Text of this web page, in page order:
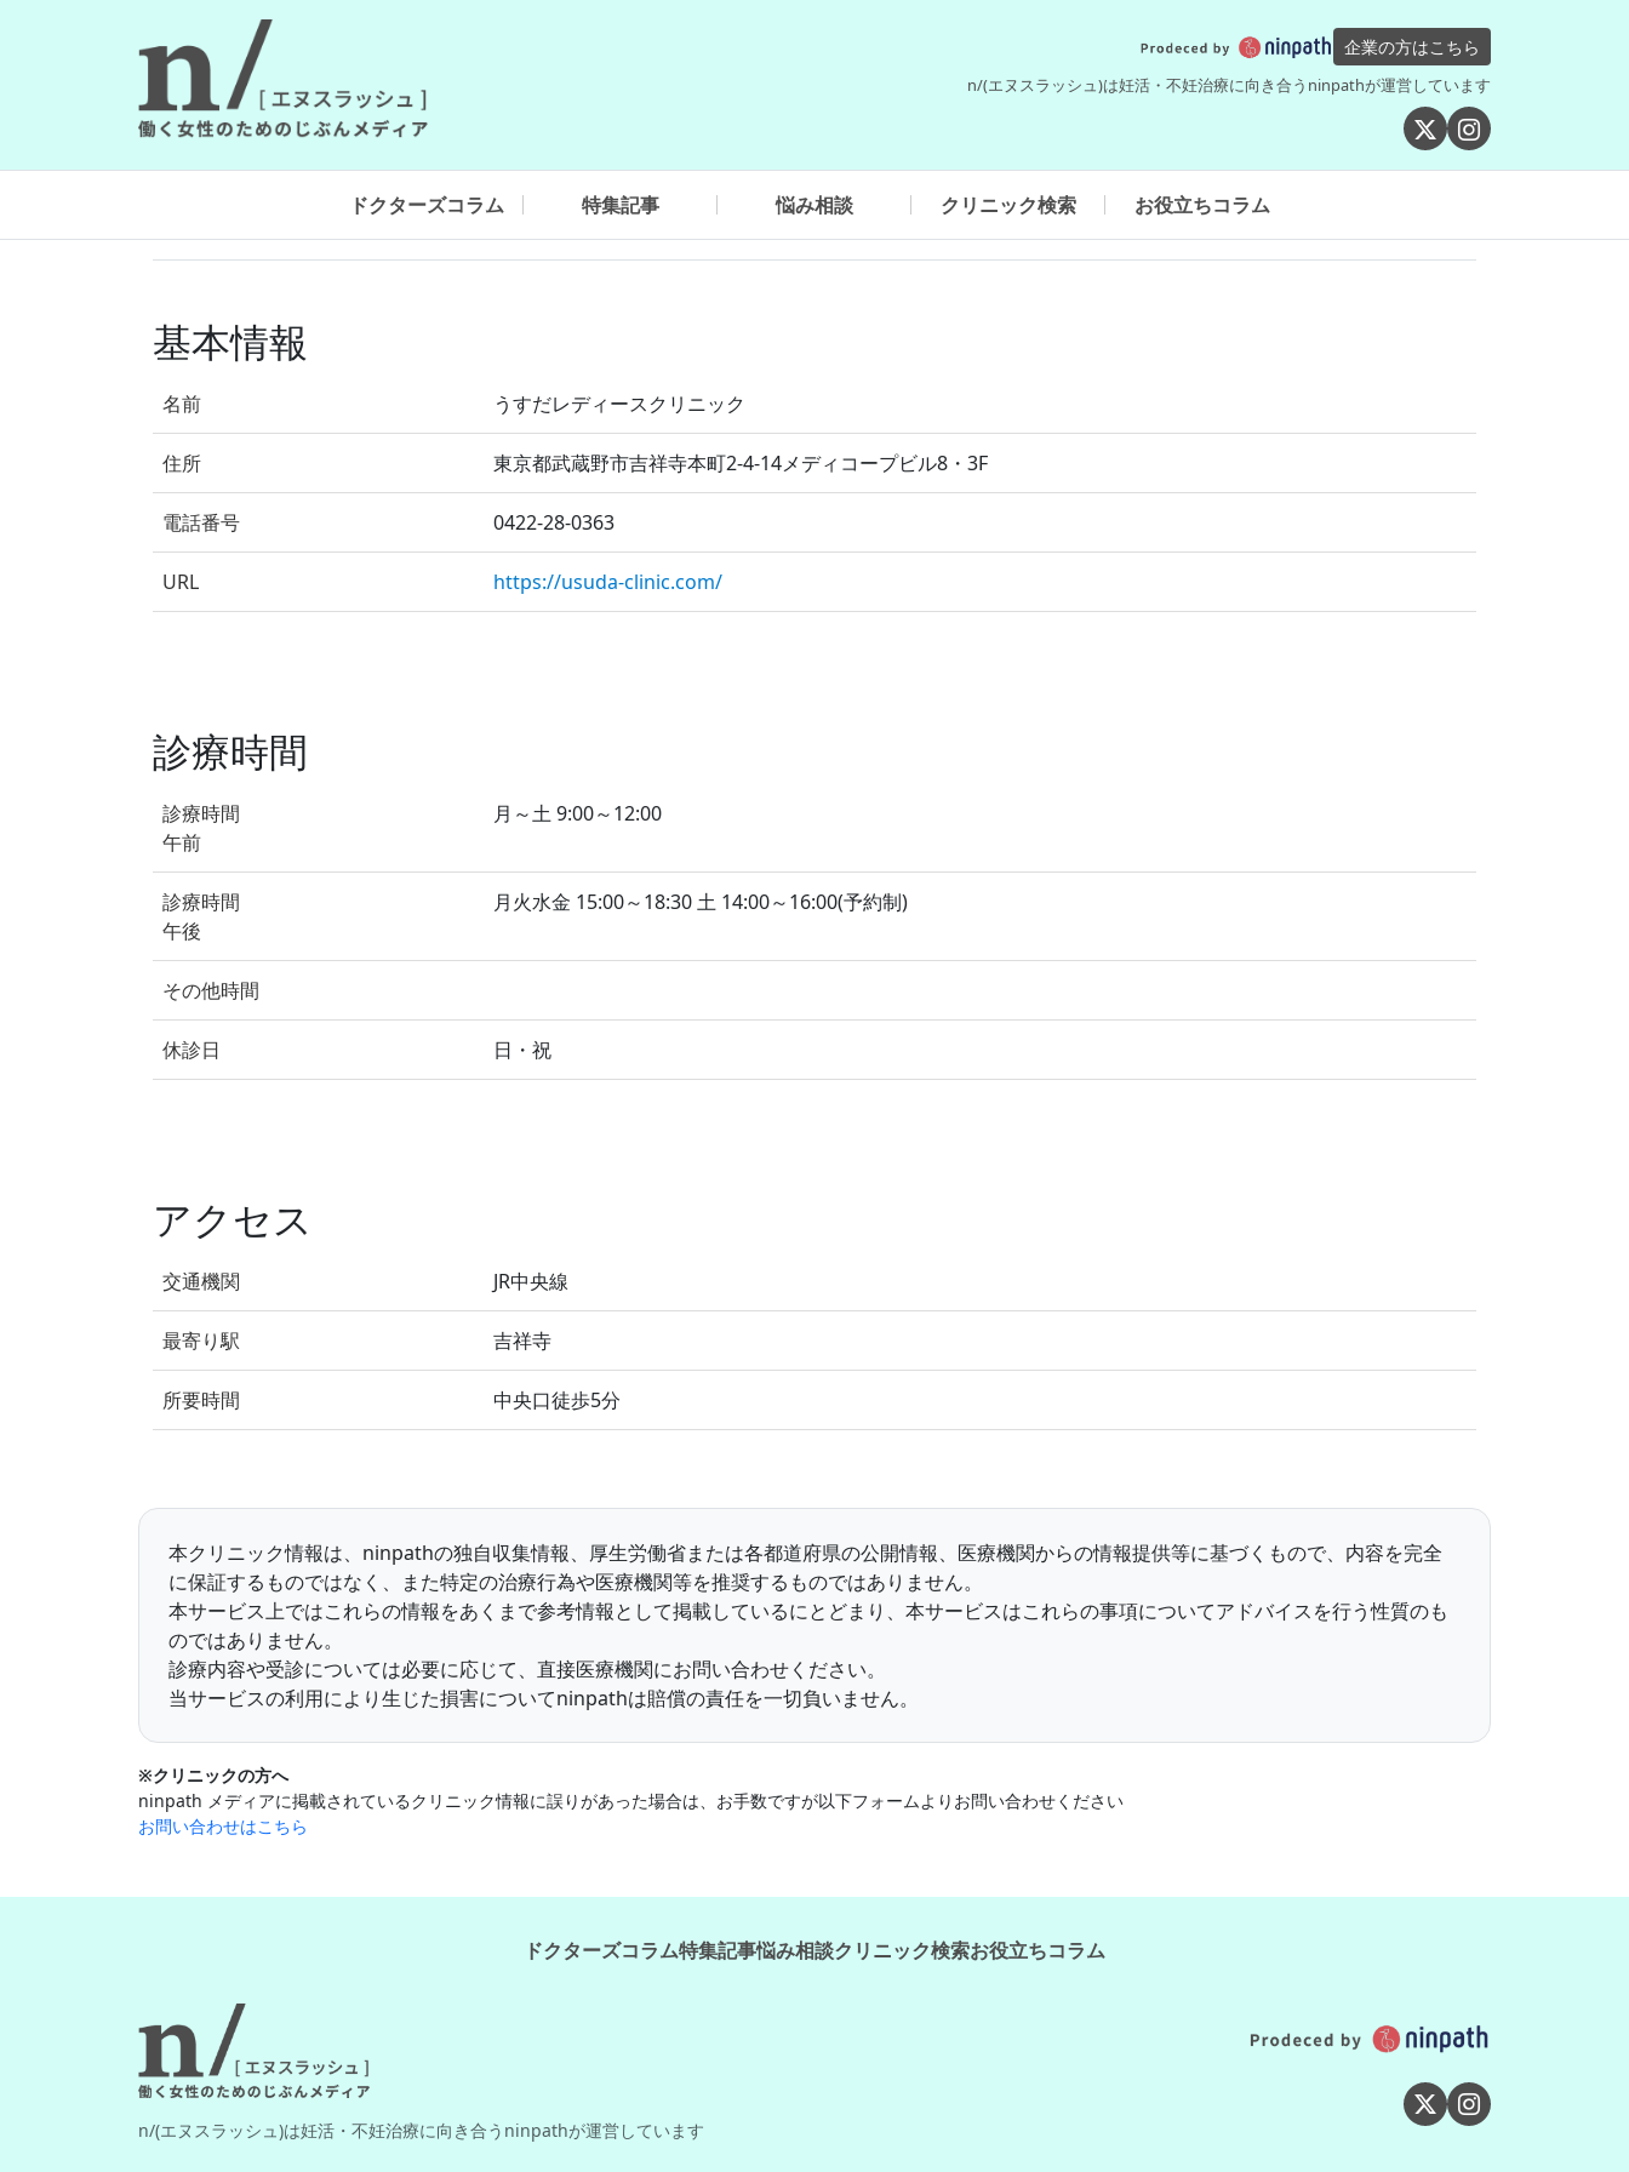
企業の方はこちら
n/(エヌスラッシュ)は妊活・不妊治療に向き合うninpathが運営しています
ドクターズコラム 特集記事 悩み相談 クリニック検索 お役立ちコラム
基本情報
名前 うすだレディースクリニック
住所 東京都武蔵野市吉祥寺本町2-4-14メディコープビル8・3F
電話番号 0422-28-0363
URL https://usuda-clinic.com/
診療時間
診療時間
午前
月～土 9:00～12:00
診療時間
午後
月火水金 15:00～18:30 土 14:00～16:00(予約制)
その他時間
休診日 日・祝
アクセス
交通機関 JR中央線
最寄り駅 吉祥寺
所要時間 中央口徒歩5分
本クリニック情報は、ninpathの独自収集情報、厚生労働省または各都道府県の公開情報、医療機関からの情報提供等に基づくもので、内容を完全
に保証するものではなく、また特定の治療行為や医療機関等を推奨するものではありません。
本サービス上ではこれらの情報をあくまで参考情報として掲載しているにとどまり、本サービスはこれらの事項についてアドバイスを行う性質のも
のではありません。
診療内容や受診については必要に応じて、直接医療機関にお問い合わせください。
当サービスの利用により生じた損害についてninpathは賠償の責任を一切負いません。
※クリニックの方へ
ninpath メディアに掲載されているクリニック情報に誤りがあった場合は、お手数ですが以下フォームよりお問い合わせください
お問い合わせはこちら
ドクターズコラム特集記事悩み相談クリニック検索お役立ちコラム
n/(エヌスラッシュ)は妊活・不妊治療に向き合うninpathが運営しています